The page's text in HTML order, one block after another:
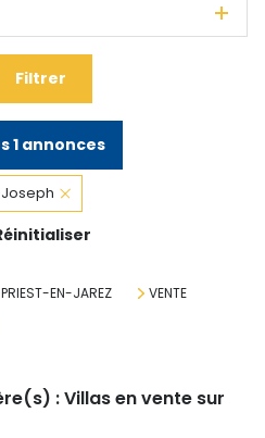
Filtrer
1 annonces
EN-JAREZ
VENTE
: Villas en vente sur